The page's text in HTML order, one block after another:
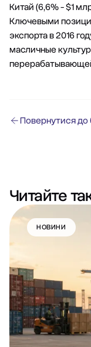
Китай (6,6% - $1
Ключевыми
экспорта в 2016
масличные
Повернутися до
Читайте
НОВИНИ